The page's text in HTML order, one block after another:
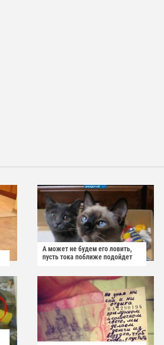
А может не будем его ловить,
пусть тока поближе подойдет